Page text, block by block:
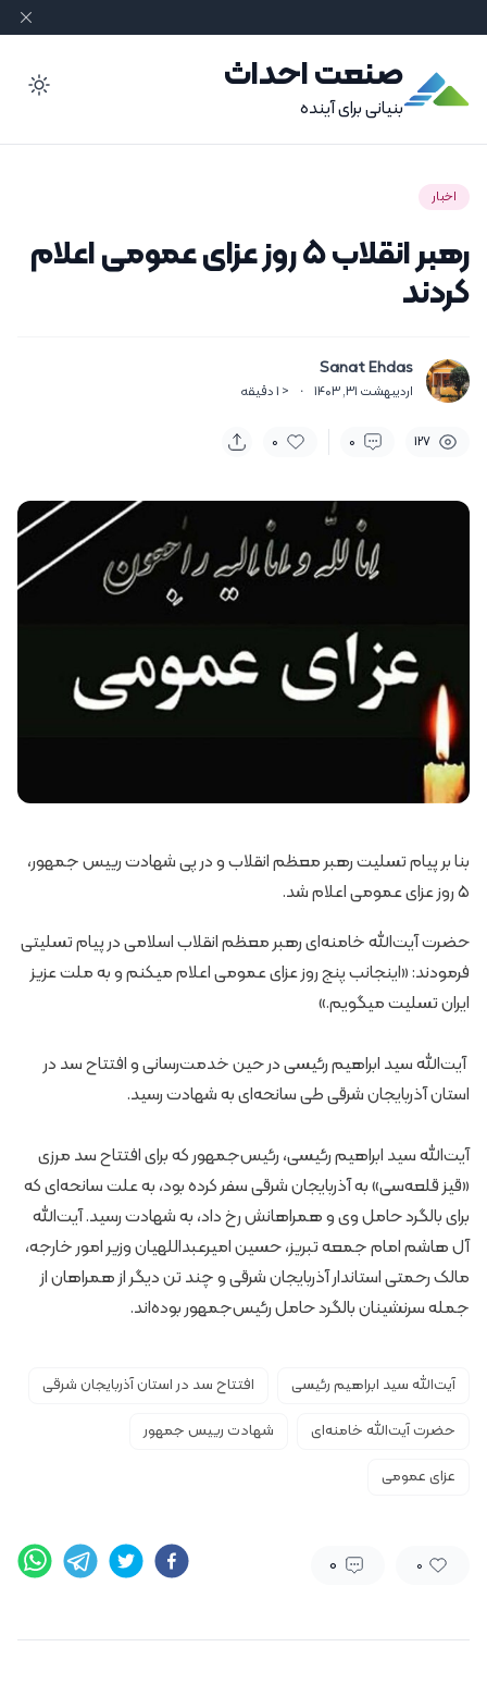
صنعت احداث
بنیانی برای آینده
اخبار
رهبر انقلاب ۵ روز عزای عمومی اعلام
کردند
Sanat Ehdas
اردیبهشت 31, 1403 ·
< 1 دقیقه
127
0
0
بنا بر پیام تسلیت رهبر معظم انقلاب و در پی شهادت رییس جمهور،
۵ روز عزای عمومی اعلام شد.
حضرت آیت‌الله خامنه‌ای رهبر معظم انقلاب اسلامی در پیام تسلیتی
فرمودند: «اینجانب پنج روز عزای عمومی اعلام میکنم و به ملت عزیز
ایران تسلیت میگویم.»
آیت‌الله سید ابراهیم رئیسی در حین خدمت‌رسانی و افتتاح سد در
استان آذربایجان شرقی طی سانحه‌ای به شهادت رسید.
آیت‌الله سید ابراهیم رئیسی، رئیس‌جمهور که برای افتتاح سد مرزی
«قیز قلعه‌سی» به آذربایجان شرقی سفر کرده بود، به علت سانحه‌ای که
برای بالگرد حامل وی و همراهانش رخ داد،‌ به شهادت رسید. آیت‌الله
آل هاشم امام جمعه تبریز، حسین امیرعبداللهیان وزیر امور خارجه،
مالک رحمتی استاندار آذربایجان شرقی و چند تن دیگر از همراهان از
جمله سرنشینان بالگرد حامل رئیس‌جمهور بوده‌اند.
آیت‌الله سید ابراهیم رئیسی
افتتاح سد در استان آذربایجان شرقی
حضرت آیت‌الله خامنه‌ای
شهادت رییس جمهور
عزای عمومی
0
0